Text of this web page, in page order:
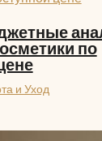
по
и Уход